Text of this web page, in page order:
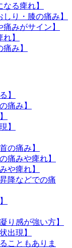
る痺れ】
り・膝の痛み】
みがサイン】
】
み】
】
痛み】
】
の痛み】
痛みや痺れ】
や痺れ】
降などでの痛
り感が強い方】
出現】
こともありま